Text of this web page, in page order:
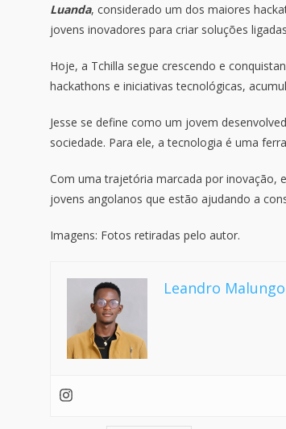
Luanda, considerado um dos maiores
jovens inovadores para criar soluções
Hoje, a Tchilla segue crescendo e
hackathons e iniciativas tecnológicas,
Jesse se define como um jovem
sociedade. Para ele, a tecnologia é uma
Com uma trajetória marcada por inovação,
jovens angolanos que estão ajudando a
Imagens: Fotos retiradas pelo autor.
Leandro Malungo